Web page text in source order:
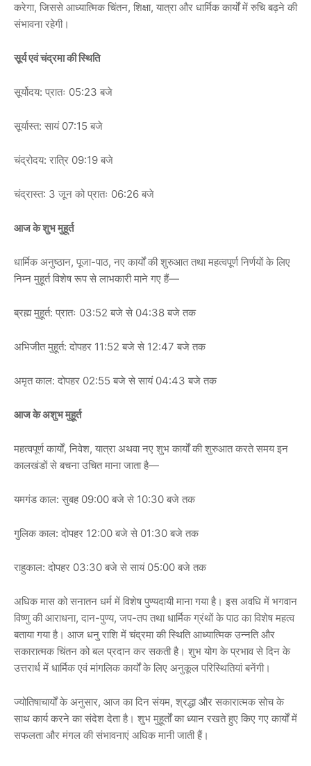
करेगा, जिससे आध्यात्मिक चिंतन, शिक्षा, यात्रा और धार्मिक कार्यों में रुचि बढ़ने की
संभावना रहेगी।
सूर्य एवं चंद्रमा की स्थिति
सूर्योदय: प्रातः 05:23 बजे
सूर्यास्त: सायं 07:15 बजे
चंद्रोदय: रात्रि 09:19 बजे
चंद्रास्त: 3 जून को प्रातः 06:26 बजे
आज के शुभ मुहूर्त
धार्मिक अनुष्ठान, पूजा-पाठ, नए कार्यों की शुरुआत तथा महत्वपूर्ण निर्णयों के लिए
निम्न मुहूर्त विशेष रूप से लाभकारी माने गए हैं—
ब्रह्म मुहूर्त: प्रातः 03:52 बजे से 04:38 बजे तक
अभिजीत मुहूर्त: दोपहर 11:52 बजे से 12:47 बजे तक
अमृत काल: दोपहर 02:55 बजे से सायं 04:43 बजे तक
आज के अशुभ मुहूर्त
महत्वपूर्ण कार्यों, निवेश, यात्रा अथवा नए शुभ कार्यों की शुरुआत करते समय इन
कालखंडों से बचना उचित माना जाता है—
यमगंड काल: सुबह 09:00 बजे से 10:30 बजे तक
गुलिक काल: दोपहर 12:00 बजे से 01:30 बजे तक
राहुकाल: दोपहर 03:30 बजे से सायं 05:00 बजे तक
अधिक मास को सनातन धर्म में विशेष पुण्यदायी माना गया है। इस अवधि में भगवान
विष्णु की आराधना, दान-पुण्य, जप-तप तथा धार्मिक ग्रंथों के पाठ का विशेष महत्व
बताया गया है। आज धनु राशि में चंद्रमा की स्थिति आध्यात्मिक उन्नति और
सकारात्मक चिंतन को बल प्रदान कर सकती है। शुभ योग के प्रभाव से दिन के
उत्तरार्ध में धार्मिक एवं मांगलिक कार्यों के लिए अनुकूल परिस्थितियां बनेंगी।
ज्योतिषाचार्यों के अनुसार, आज का दिन संयम, श्रद्धा और सकारात्मक सोच के
साथ कार्य करने का संदेश देता है। शुभ मुहूर्तों का ध्यान रखते हुए किए गए कार्यों में
सफलता और मंगल की संभावनाएं अधिक मानी जाती हैं।